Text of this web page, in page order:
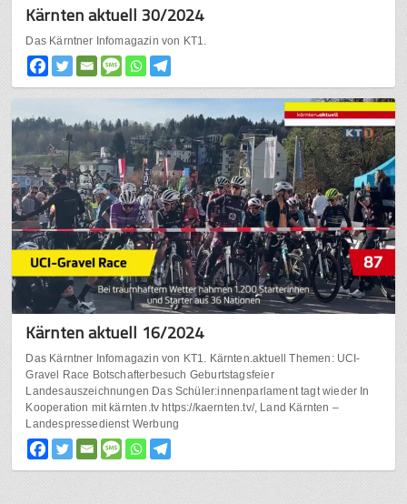
Kärnten aktuell 30/2024
Das Kärntner Infomagazin von KT1.
Kärnten aktuell 16/2024
Das Kärntner Infomagazin von KT1. Kärnten.aktuell Themen: UCI-
Gravel Race Botschafterbesuch Geburtstagsfeier
Landesauszeichnungen Das Schüler:innenparlament tagt wieder In
Kooperation mit kärnten.tv https://kaernten.tv/, Land Kärnten –
Landespressedienst Werbung